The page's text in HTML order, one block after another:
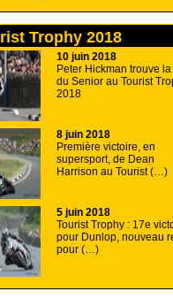
Trophy 2018
10 juin 2018
Peter Hickman trouve
du Senior au Tourist
2018
8 juin 2018
Première victoire, en
supersport, de Dean
Harrison au Tourist (…)
5 juin 2018
Tourist Trophy : 17e
pour Dunlop, nouveau
pour (…)